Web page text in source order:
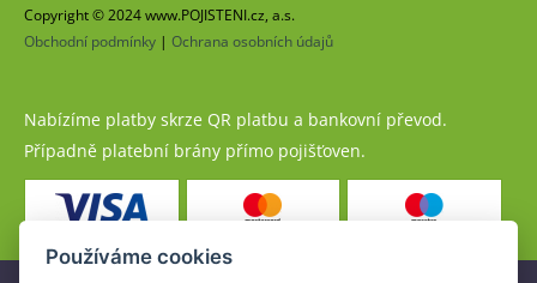
Copyright © 2024 www.POJISTENI.cz, a.s.
Obchodní podmínky | Ochrana osobních údajů
Nabízíme platby skrze QR platbu a bankovní převod.
Případně platební brány přímo pojišťoven.
Používáme cookies